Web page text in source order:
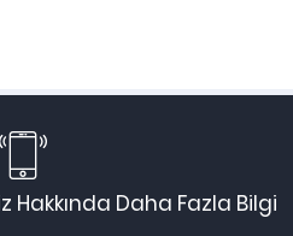
Hakkında Daha Fazla Bilgi